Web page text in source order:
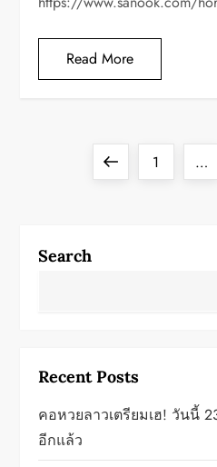
Read More
PreviousPage
1 …
Search
Recent Posts
คอหวยลาวเตรียมเฮ! วันนี้
อีกแล้ว